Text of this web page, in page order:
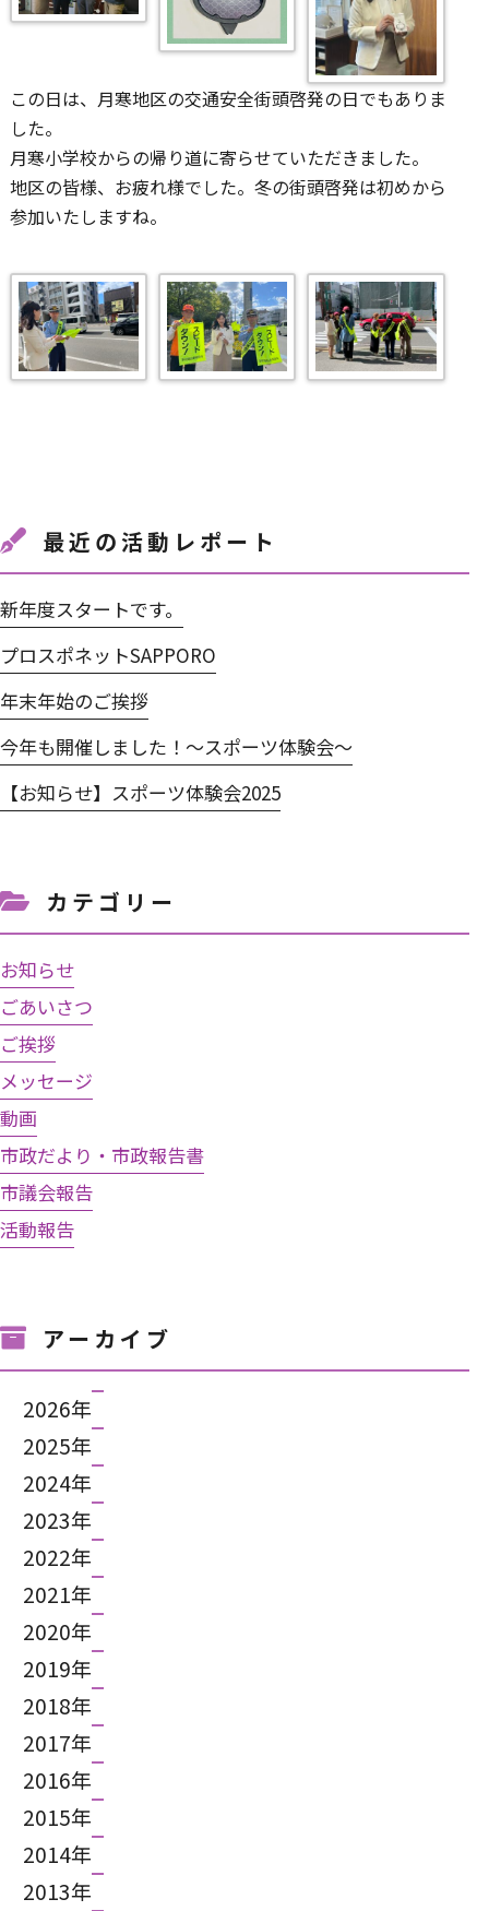
この日は、月寒地区の交通安全街頭啓発の日でもありま
した。
月寒小学校からの帰り道に寄らせていただきました。
地区の皆様、お疲れ様でした。冬の街頭啓発は初めから
参加いたしますね。
最近の活動レポート
新年度スタートです。
プロスポネットSAPPORO
年末年始のご挨拶
今年も開催しました！～スポーツ体験会～
【お知らせ】スポーツ体験会2025
カテゴリー
お知らせ
ごあいさつ
ご挨拶
メッセージ
動画
市政だより・市政報告書
市議会報告
活動報告
アーカイブ
2026年
2025年
2024年
2023年
2022年
2021年
2020年
2019年
2018年
2017年
2016年
2015年
2014年
2013年